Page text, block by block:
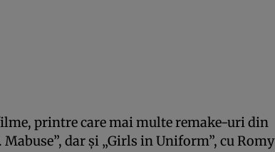
printre care mai multe remake-uri din
dar şi „Girls in Uniform”, cu Romy